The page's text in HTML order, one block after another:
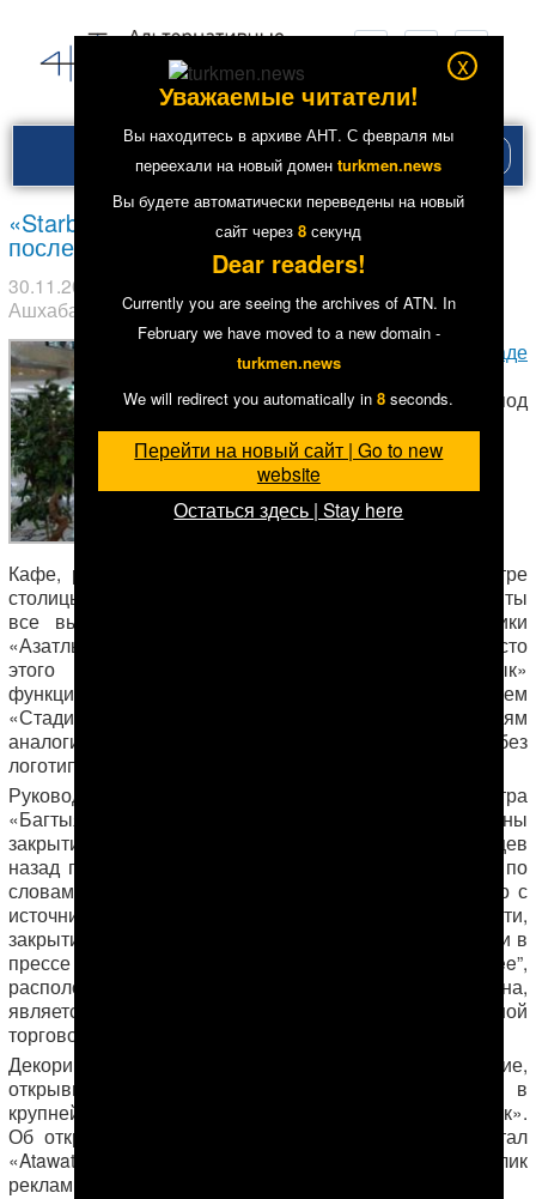
меню
«Starbucks Coffee» в Ашхабаде закрылось
после «разоблачения»
30.11.2017
Ашхабад
7261
Ашхабаде
кафе под
всемирно
бренда
“Starbucks
Кафе, размещавшееся в крупнейшем торговом центре
столицы Туркменистана закрылось 16 дней назад, сняты
все вывески “Starbucks Coffee”, сообщают источники
«Азатлыка». По их словам, в настоящее время вместо
этого кафе в торговом центре «Багтыярлык»
функционирует новое заведение под названием
«Стадион», которое предлагает посетителям
аналогичный ассортимент продукции, но уже без
логотипа «Starbucks».
Руководство и сотрудники торгового центра
«Багтыярлык» официально не комментируют причины
закрытия заведения, открывшегося около трех месяцев
назад под вывеской изестного мирового бренда. Но, по
словам одного из служащих кофейни, беседовавшего с
источником «Азатлыка» на условиях анонимности,
закрытие заведения произошло вслед за публикациями в
прессе о том, что кафе под названием “Starbucks Coffee”,
расположенное в самом центре столицы Туркменистана,
является фиктивным и отношения к всемирно известной
торговой марке не имеет.
Декорированное в стиле кофеен “Starbucks” заведение,
открывшееся в середине лета, базировалось в
крупнейшем столичном торговом центре «Багтыярлык».
Об открытии кафе впервые сообщил интернет портал
«Atawatan-Turkmenistan», разместивший видеоролик
рекламного характера.
x
Уважаемые читатели!
Вы находитесь в архиве АНТ. С февраля мы
переехали на новый доменturkmen.news
Вы будете автоматически переведены на новый
сайт через7 секунд
Dear readers!
Currently you are seeing the archives of ATN. In
February we have moved to a new domain -
turkmen.news
We will redirect you automatically in7 seconds.
Перейти на новый сайт | Go to new
website
Остаться здесь | Stay here